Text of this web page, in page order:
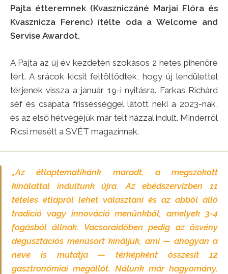
Pajta étteremnek (Kvaszniczáné Marjai Flóra és
Kvasznicza Ferenc) ítélte oda a Welcome and
Servise Awardot.
A Pajta az új év kezdetén szokásos 2 hetes pihenőre
tért. A srácok kicsit feltöltődtek, hogy új lendülettel
térjenek vissza a január 19-i nyitásra. Farkas Richárd
séf és csapata frissességgel látott neki a 2023-nak,
és az első hétvégéjük már telt házzal indult. Minderről
Ricsi mesélt a SVÉT magazinnak.
„Az étlaptematikánk maradt, a megszokott
kínálattal indultunk újra. Az ebédszervizben 11
tételes étlapról lehet választani és az abból álló
tradíció vagy innováció menünkből, amelyek 3-4
fogásból állnak. Vacsoraidőben pedig az ösvény
degusztációs menüsort kínáljuk, ami — ahogyan a
neve is mutatja — térképként összesít 12
gasztronómiai megállót. Nálunk már hagyomány,